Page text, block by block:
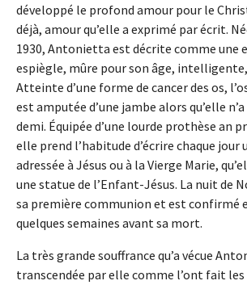
développé le profond amour pour le
déjà, amour qu’elle a exprimé par écrit.
1930, Antonietta est décrite comme une
espiègle, mûre pour son âge,
Atteinte d’une forme de cancer des os,
est amputée d’une jambe alors qu’elle
demi. Équipée d’une lourde prothèse an
elle prend l’habitude d’écrire chaque
adressée à Jésus ou à la Vierge Marie,
une statue de l’Enfant-Jésus. La nuit de
sa première communion et est confirmé
quelques semaines avant sa mort.
La très grande souffrance qu’a vécue
transcendée par elle comme l’ont fait les